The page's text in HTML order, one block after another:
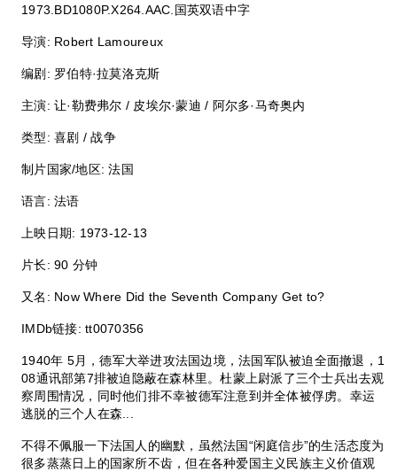
1973.BD1080P.X264.AAC.国英双语中字
导演: Robert Lamoureux
编剧: 罗伯特·拉莫洛克斯
主演: 让·勒费弗尔 / 皮埃尔·蒙迪 / 阿尔多·马奇奥内
类型: 喜剧 / 战争
制片国家/地区: 法国
语言: 法语
上映日期: 1973-12-13
片长: 90 分钟
又名: Now Where Did the Seventh Company Get to?
IMDb链接: tt0070356
1940年 5月，德军大举进攻法国边境，法国军队被迫全面撤退，1
08通讯部第7排被迫隐蔽在森林里。杜蒙上尉派了三个士兵出去观
察周围情况，同时他们排不幸被德军注意到并全体被俘虏。幸运
逃脱的三个人在森...
不得不佩服一下法国人的幽默，虽然法国“闲庭信步”的生活态度为
很多蒸蒸日上的国家所不齿，但在各种爱国主义民族主义价值观